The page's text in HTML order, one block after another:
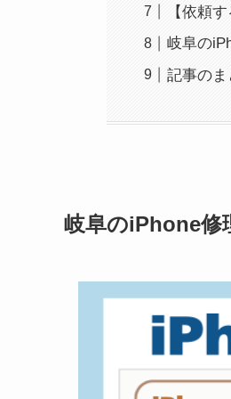
【依頼
岐阜の
記事のま
岐阜のiPhone修